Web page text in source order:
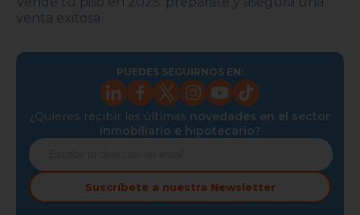
venta exitosa
PUEDES SEGUIRNOS EN:
¿Quieres recibir las últimas novedades en el sector
inmobiliario e hipotecario?
Suscríbete a nuestra Newsletter